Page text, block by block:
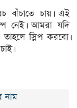
বাঁচাতে চায়। এই
নেই। আমরা যদি
স্লিপ করবো।
নাম